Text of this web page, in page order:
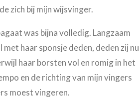
zich bij mijn wijsvinger.
was bijna volledig. Langzaam
haar sponsje deden, deden zij nu
haar borsten vol en romig in het
en de richting van mijn vingers
moest vingeren.